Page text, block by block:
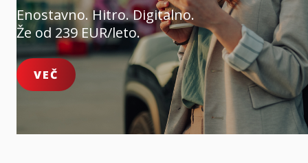
Enostavno. Hitro. Digitalno.
Že od 239 EUR/leto.
VEČ